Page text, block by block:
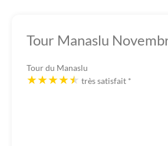
Tour Manaslu
Tour du Manaslu
très satisfait *